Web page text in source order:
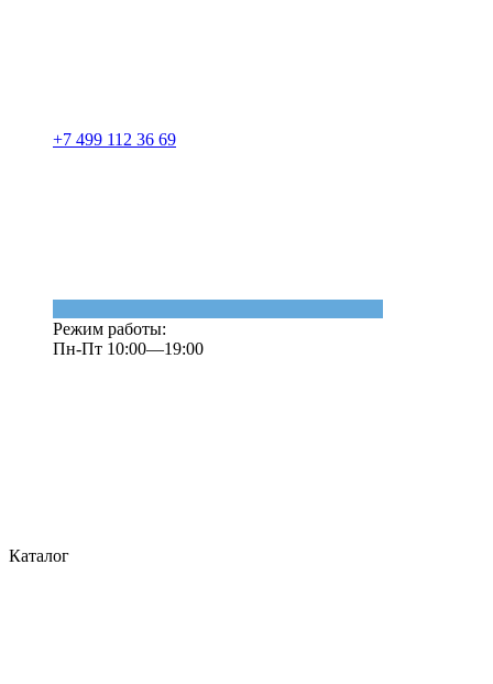
+7 499 112 36 69
Режим работы:
Пн-Пт 10:00—19:00
Каталог